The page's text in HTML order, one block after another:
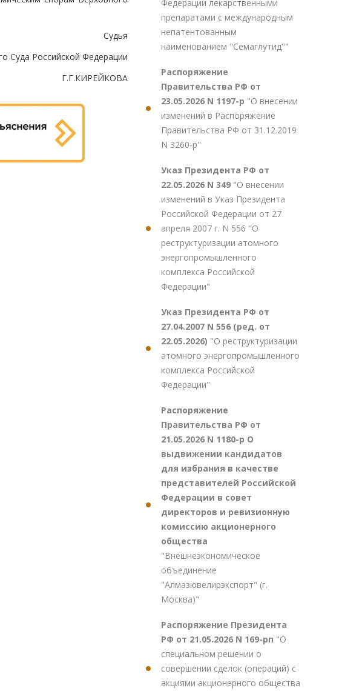
Судья
Суда Российской Федерации
Г.Г.КИРЕЙКОВА
Федерации лекарственными
препаратами с международным
непатентованным
наименованием "Семаглутид""
Распоряжение
Правительства РФ от
23.05.2026 N 1197-р "О внесении
изменений в Распоряжение
Правительства РФ от 31.12.2019
N 3260-р"
Указ Президента РФ от
22.05.2026 N 349 "О внесении
изменений в Указ Президента
Российской Федерации от 27
апреля 2007 г. N 556 "О
реструктуризации атомного
энергопромышленного
комплекса Российской
Федерации"
Указ Президента РФ от
27.04.2007 N 556 (ред. от
22.05.2026) "О реструктуризации
атомного энергопромышленного
комплекса Российской
Федерации"
Распоряжение
Правительства РФ от
21.05.2026 N 1180-р О
выдвижении кандидатов
для избрания в качестве
представителей Российской
Федерации в совет
директоров и ревизионную
комиссию акционерного
общества
"Внешнеэкономическое
объединение
"Алмазювелирэкспорт" (г.
Москва)"
Распоряжение Президента
РФ от 21.05.2026 N 169-рп "О
специальном решении о
совершении сделок (операций) с
акциями акционерного общества